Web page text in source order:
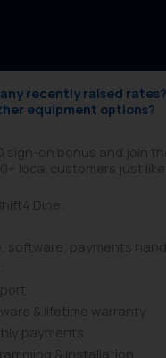
recently raised rates?
equipment options?
sign-on bonus and join
local customers just
Dine:
software, payments
& lifetime warranty
payments
& Installation